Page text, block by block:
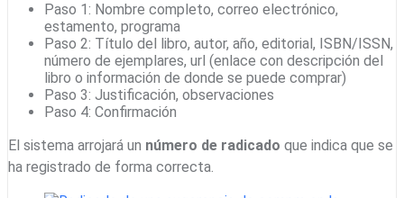
Paso 1: Nombre completo, correo electrónico,
estamento, programa
Paso 2: Título del libro, autor, año, editorial, ISBN/ISSN,
número de ejemplares, url (enlace con descripción del
libro o información de donde se puede comprar)
Paso 3: Justificación, observaciones
Paso 4: Confirmación
El sistema arrojará un número de radicado que indica que se
ha registrado de forma correcta.